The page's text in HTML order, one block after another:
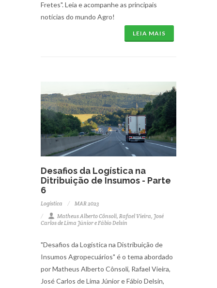
Fretes". Leia e acompanhe as principais
notícias do mundo Agro!
LEIA MAIS
Desafios da Logística na
Ditribuição de Insumos - Parte
6
Logística
MAR 2023
Matheus Alberto Cônsoli, Rafael Vieira, José
Carlos de Lima Júnior e Fábio Delsin
"Desafios da Logística na Distribuição de
Insumos Agropecuários" é o tema abordado
por Matheus Alberto Cônsoli, Rafael Vieira,
José Carlos de Lima Júnior e Fábio Delsin,